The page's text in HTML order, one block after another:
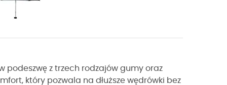
podeszwę z trzech rodzajów gumy oraz
który pozwala na dłuższe wędrówki bez